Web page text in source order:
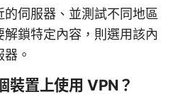
伺服器、並測試不同地區
鎖特定內容，則選用該內
。
裝置上使用 VPN？